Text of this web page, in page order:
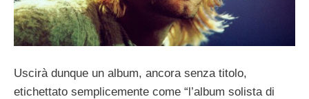
Uscirà dunque un album, ancora senza titolo,
etichettato semplicemente come “l’album solista di